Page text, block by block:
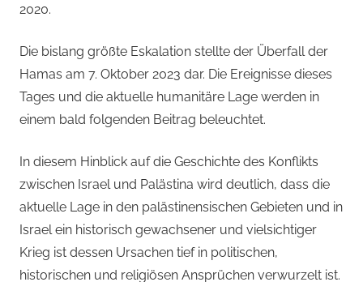
2020.
Die bislang größte Eskalation stellte der Überfall der
Hamas am 7. Oktober 2023 dar. Die Ereignisse dieses
Tages und die aktuelle humanitäre Lage werden in
einem bald folgenden Beitrag beleuchtet.
In diesem Hinblick auf die Geschichte des Konflikts
zwischen Israel und Palästina wird deutlich, dass die
aktuelle Lage in den palästinensischen Gebieten und in
Israel ein historisch gewachsener und vielsichtiger
Krieg ist dessen Ursachen tief in politischen,
historischen und religiösen Ansprüchen verwurzelt ist.